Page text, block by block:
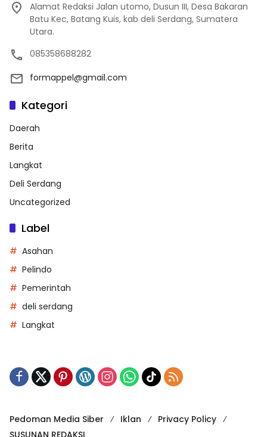
Alamat Redaksi Jalan utomo, Dusun III, Desa Bakaran
Batu Kec, Batang Kuis, kab deli Serdang, Sumatera
Utara.
085358688282
formappel@gmail.com
Kategori
Daerah
Berita
Langkat
Deli Serdang
Uncategorized
Label
Asahan
Pelindo
Pemerintah
deli serdang
Langkat
Pedoman Media Siber Iklan
Privacy Policy